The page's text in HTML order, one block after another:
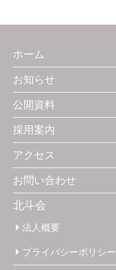
ホーム
お知らせ
公開資料
採用案内
アクセス
お問い合わせ
北斗会
法人概要
プライバシーポリシー